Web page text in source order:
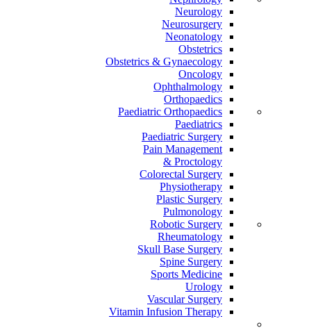
Neurology
Neurosurgery
Neonatology
Obstetrics
Obstetrics & Gynaecology
Oncology
Ophthalmology
Orthopaedics
Paediatric Orthopaedics
Paediatrics
Paediatric Surgery
Pain Management
Proctology &
Colorectal Surgery
Physiotherapy
Plastic Surgery
Pulmonology
Robotic Surgery
Rheumatology
Skull Base Surgery
Spine Surgery
Sports Medicine
Urology
Vascular Surgery
Vitamin Infusion Therapy